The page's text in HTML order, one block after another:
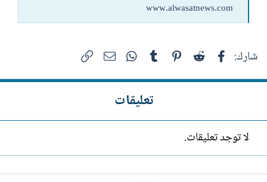
www.alwasatnews.com
شارك: فيسبوك Reddit
Pinterest
Tumblr
WhatsAppالبريد الإلكتروني
تعليقات
لا توجد تعليقات.